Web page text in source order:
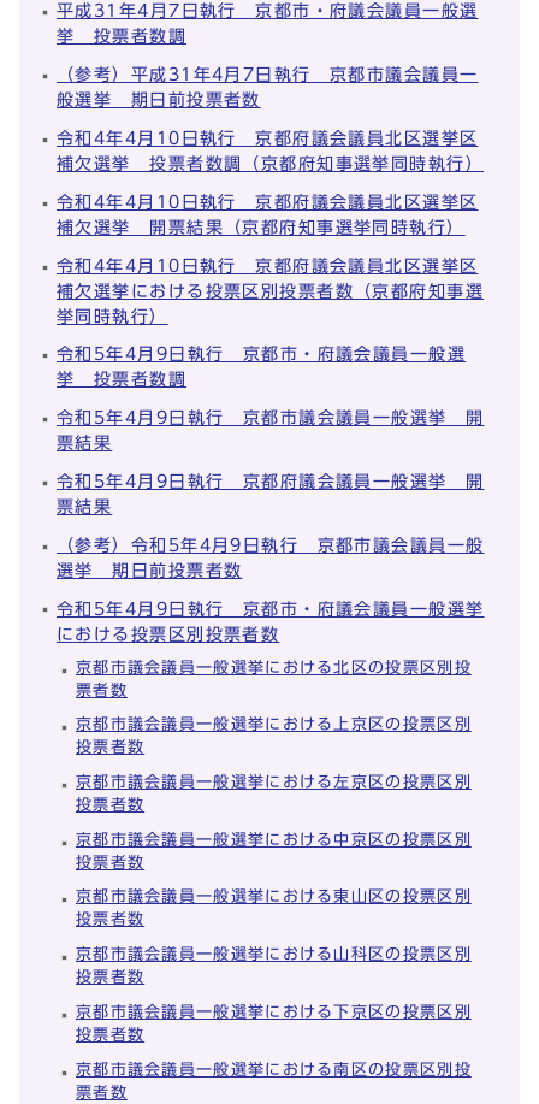
平成31年4月7日執行 京都市・府議会議員一般選
挙 投票者数調
（参考）平成31年4月7日執行 京都市議会議員一
般選挙 期日前投票者数
令和4年4月10日執行 京都府議会議員北区選挙区
補欠選挙 投票者数調（京都府知事選挙同時執行）
令和4年4月10日執行 京都府議会議員北区選挙区
補欠選挙 開票結果（京都府知事選挙同時執行）
令和4年4月10日執行 京都府議会議員北区選挙区
補欠選挙における投票区別投票者数（京都府知事選
挙同時執行）
令和5年4月9日執行 京都市・府議会議員一般選
挙 投票者数調
令和5年4月9日執行 京都市議会議員一般選挙 開
票結果
令和5年4月9日執行 京都府議会議員一般選挙 開
票結果
（参考）令和5年4月9日執行 京都市議会議員一般
選挙 期日前投票者数
令和5年4月9日執行 京都市・府議会議員一般選挙
における投票区別投票者数
京都市議会議員一般選挙における北区の投票区別投
票者数
京都市議会議員一般選挙における上京区の投票区別
投票者数
京都市議会議員一般選挙における左京区の投票区別
投票者数
京都市議会議員一般選挙における中京区の投票区別
投票者数
京都市議会議員一般選挙における東山区の投票区別
投票者数
京都市議会議員一般選挙における山科区の投票区別
投票者数
京都市議会議員一般選挙における下京区の投票区別
投票者数
京都市議会議員一般選挙における南区の投票区別投
票者数